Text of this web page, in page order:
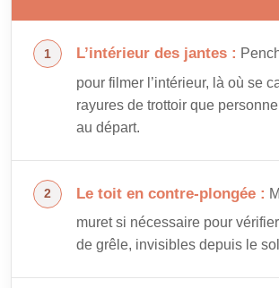
L’intérieur des jantes :
pour filmer l’intérieur, là où se
rayures de trottoir que
au départ.
Le toit en contre-plongée :
muret si nécessaire pour
de grêle, invisibles depuis le